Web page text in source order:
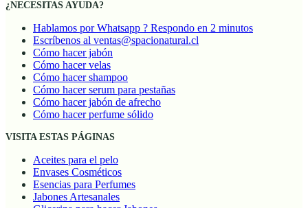
¿NECESITAS AYUDA?
Hablamos por Whatsapp ? Respondo en 2 minutos
Escríbenos al ventas@spacionatural.cl
Cómo hacer jabón
Cómo hacer velas
Cómo hacer shampoo
Cómo hacer serum para pestañas
Cómo hacer jabón de afrecho
Cómo hacer perfume sólido
VISITA ESTAS PÁGINAS
Aceites para el pelo
Envases Cosméticos
Esencias para Perfumes
Jabones Artesanales